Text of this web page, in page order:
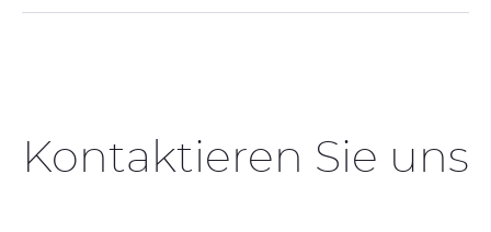
Kontaktieren Sie uns